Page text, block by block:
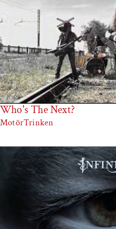
Who's The Next?
MotörTrinken